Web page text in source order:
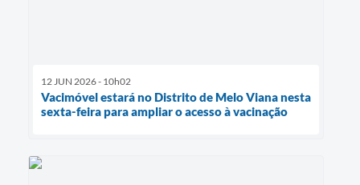
12 JUN 2026 - 10h02
Vacimóvel estará no Distrito de Melo Viana nesta
sexta-feira para ampliar o acesso à vacinação